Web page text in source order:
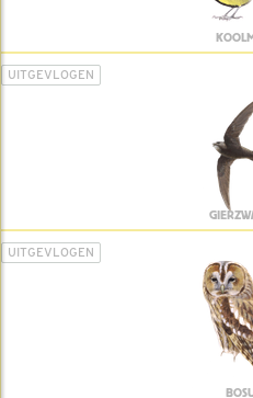
UITGEVLOGEN
UITGEVLOGEN